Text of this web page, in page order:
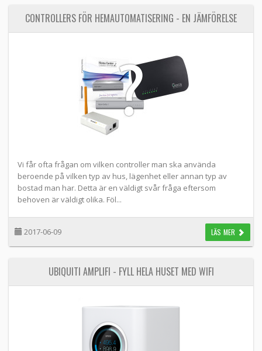
CONTROLLERS FÖR HEMAUTOMATISERING - EN JÄMFÖRELSE
Vi får ofta frågan om vilken controller man ska använda
beroende på vilken typ av hus, lägenhet eller annan typ av
bostad man har. Detta är en väldigt svår fråga eftersom
behoven är väldigt olika. Föl...
2017-06-09 LÄS MER
UBIQUITI AMPLIFI - FYLL HELA HUSET MED WIFI